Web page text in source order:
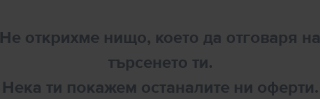
Не открихме нищо, което да отговаря на
търсенето ти.
Нека ти покажем останалите ни оферти.